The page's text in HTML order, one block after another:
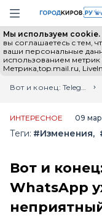
Навигация сайта
Мы используем cookie.
вы соглашаетесь с тем,
ваши персональные
использованием метрик
Метрика,top.mail.ru,
Выборы - 2026 Все
Главная
Лента
Вот и конец: Telegram, Viber и WhatsApp уходят. Россиян ждет неприятный сюрприз с 10 марта
ИНТЕРЕСНОЕ 09
Теги: #Изменения
Вот и
WhatsApp